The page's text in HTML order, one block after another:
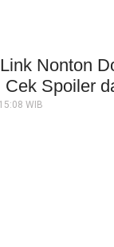
Nonton
Spoiler
WIB